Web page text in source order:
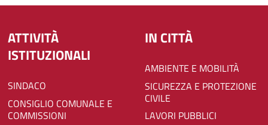
ATTIVITÀ
ISTITUZIONALI
SINDACO
CONSIGLIO COMUNALE E
COMMISSIONI
IN CITTÀ
AMBIENTE E MOBILITÀ
SICUREZZA E PROTEZIONE
CIVILE
LAVORI PUBBLICI